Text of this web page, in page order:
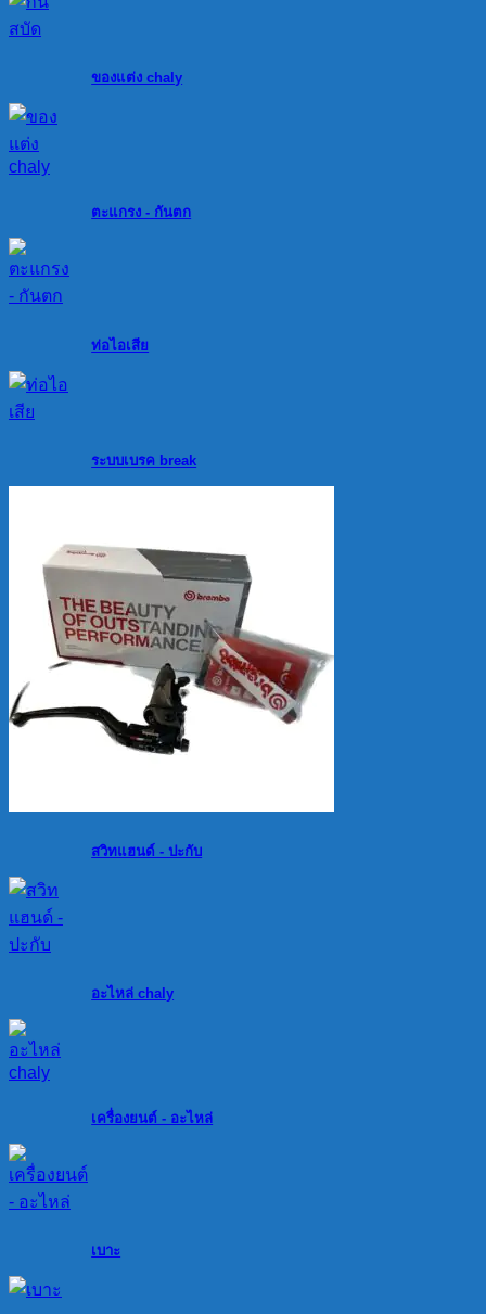
ของแต่ง chaly
ตะแกรง - กันตก
ท่อไอเสีย
ระบบเบรค break
สวิทแฮนด์ - ปะกับ
อะไหล่ chaly
เครื่องยนต์ - อะไหล่
เบาะ